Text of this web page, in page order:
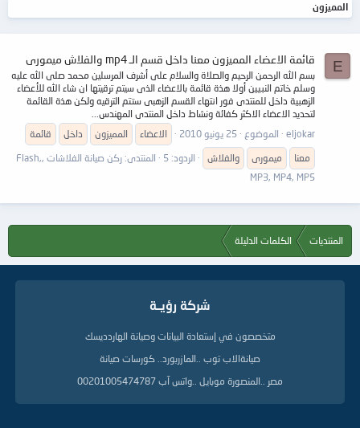
المميزون
E قائمة الاعضاء المميزون معنا داخل قسم الـ mp4 والفلاش ميمورى
بسم الله الرحمن الرحيم والصلاة والسلام على أشرف المرسلين محمد صلى الله عليه
وسلم خاتم النبيين أولا هذة قائمة بالاعضاء الذى سيتم ترقيتها ان شاء الله للأعضاء
الزهبية داخل للمنتدى فور انتهاء القسم الزهبى ستتم الترقيه ولكن هذة القائمة
لتحديد الاعضاء الاكثر كفائة ونشاط داخل المنتدى المهندس...
eljokar
الموضوع 25 يونيو 2010 الاعضاء المميزون داخل
قائمة
معنا
ميمورى والفلاش الردود: 5 المنتدى:
ركن صيانة الفلاشات ,Flash,
MP3, MP4, MP5
المنتديات الكلمات الدليلة
شركة رؤيــة
متخصصون في إستعادة البيانات وصيانة الهاردديسك
صيانةالاب توب ..المازربورد.. كورسات صيانة
مصر ..المنصورة موبايل ..واتس آب 00201005474787